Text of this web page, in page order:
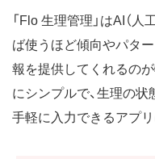
「Flo 生理管理」はAI（人
ば使うほど傾向やパタ
報を提供してくれるの
にシンプルで、生理の
手軽に入力できるアプリ